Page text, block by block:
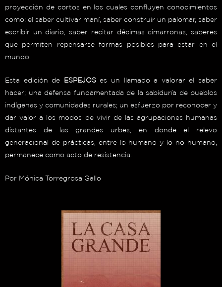
proyección de cortos en los cuales confluyen conocimientos
como: el saber cultivar maní, saber construir un palomar, saber
escribir un diario, saber recitar décimas cimarronas, saberes
que permiten repensarse formas posibles para estar en el
mundo.
Esta edición de ESPEJOSes un llamado a valorar el saber
hacer; una defensa fundamentada de la sabiduría de pueblos
indígenas y comunidades rurales; un esfuerzo por reconocer y
dar valor a los modos de vivir de las agrupaciones humanas
distantes de las grandes urbes, en donde el relevo
generacional de prácticas, entre lo humano y lo no humano,
permanece como acto de resistencia.
Por Mónica Torregrosa Gallo